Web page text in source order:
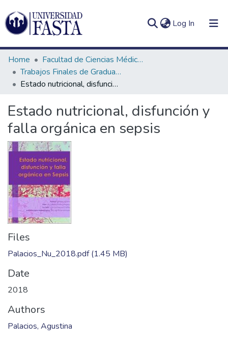
Log In (current)
Communities
&
Collections
All of DSpace
Statistics
In(current)
Home
Facultad de Ciencias Médicas
Trabajos Finales de Graduación de Licenciatura en Nutrición
Estado nutricional, disfunción y falla orgánica en sepsis
Estado nutricional, disfunción y
falla orgánica en sepsis
Files
Palacios_Nu_2018.pdf(1.45 MB)
Date
2018
Authors
Palacios, Agustina